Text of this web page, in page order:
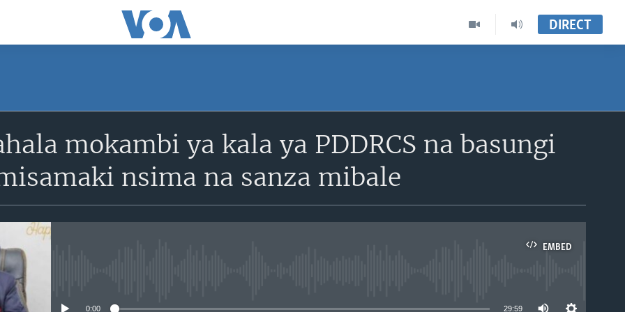
DIRECT
mokambi ya kala ya PDDRCS na basungi
nsima na sanza mibale
EMBED
0:00 29:59